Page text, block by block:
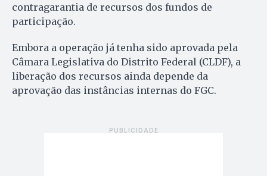
contragarantia de recursos dos fundos de
participação.
Embora a operação já tenha sido aprovada pela
Câmara Legislativa do Distrito Federal (CLDF), a
liberação dos recursos ainda depende da
aprovação das instâncias internas do FGC.